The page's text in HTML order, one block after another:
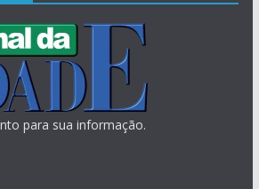
para sua informação.